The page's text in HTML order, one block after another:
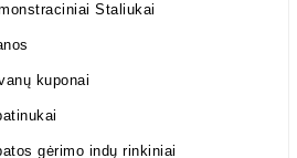
Staliukai
kuponai
gėrimo indų rinkiniai